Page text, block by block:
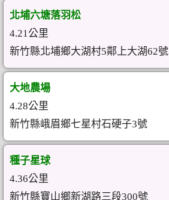
北埔六塘落羽松
4.21公里
新竹縣北埔鄉大湖村5鄰上大湖62號
大地農場
4.28公里
新竹縣峨眉鄉七星村石硬子3號
種子星球
4.36公里
新竹縣寶山鄉新湖路三段300號